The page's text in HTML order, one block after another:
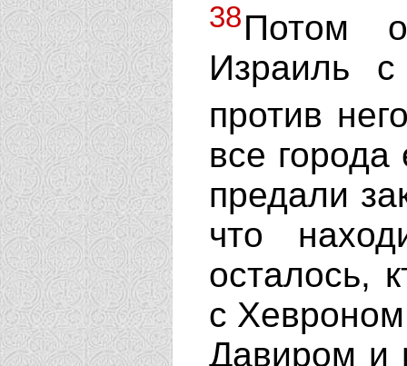
38Потом
Израиль
против
все
предали
что
осталось,
с Хевроном
Давиром и